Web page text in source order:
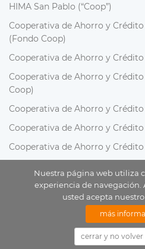
HIMA San Pablo (“Coop”)
Cooperativa de Ahorro y Crédito
(Fondo Coop)
Cooperativa de Ahorro y
Cooperativa de Ahorro y
Coop)
Cooperativa de Ahorro y Crédito
Cooperativa de Ahorro y
Cooperativa de Ahorro y
Maestros de Puerto Rico
Cooperativa de Ahorro y
Biofarmacéutica (BioPharma
Cooperativa de Ahorro y Crédito
Nuestra página web utiliza
experiencia de navegación.
usted acepta nuestro
más
cerrar y no volver